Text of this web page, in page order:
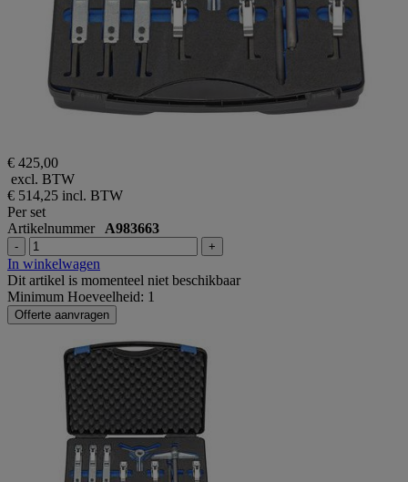
€ 425,00
excl. BTW
€ 514,25 incl. BTW
Per set
Artikelnummer A983663
- +
In winkelwagen
Dit artikel is momenteel niet beschikbaar
Minimum Hoeveelheid: 1
Offerte aanvragen